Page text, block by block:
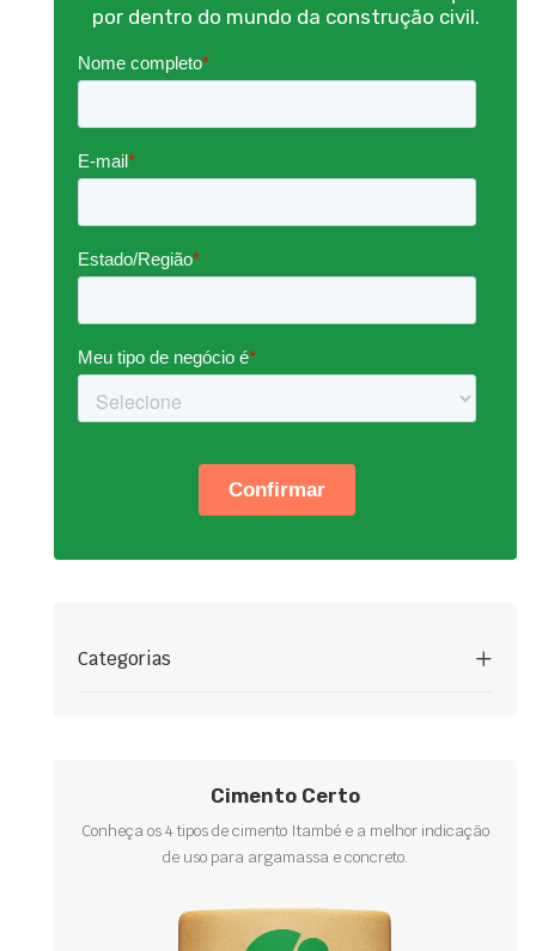
por dentro do mundo da construção civil.
Categorias
Cimento Certo
Conheça os 4 tipos de cimento Itambé e a melhor indicação
de uso para argamassa e concreto.